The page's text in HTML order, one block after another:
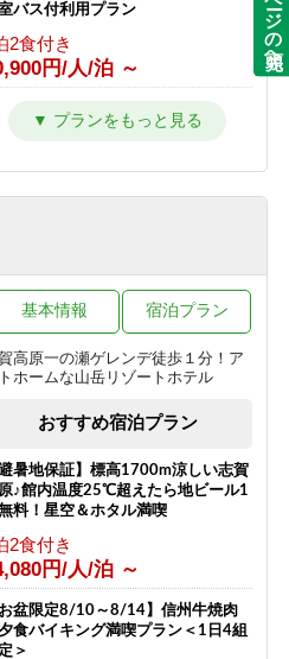
2食付き
円/人/泊 ～
朝食付きプラン≫自由気ままに
まり
円/人/泊 ～
のみ
円/人/泊 ～
食付】 夏を満喫！のんびり到着24
までOK♪和朝食で元気に出発！
円/人/泊 ～
温泉
円/人/泊 ～
志賀高原100トレイル」特別プラン
まり
円/人/泊 ～
バス付利用プラン
2食付き
円/人/泊 ～
角部屋利用 【特別室】
円/人/泊 ～
2食付き
円/人/泊 ～
定213号室滞在 【特別室】
円/人/泊 ～
円/人/泊 ～
217号室滞在 【ミドルクラス】
2食付き
円/人/泊 ～
一人様 宿泊プラン
2食付き
高原一の瀬ゲレンデ徒歩１分！ア
ホームな山岳リゾートホテル
基本情報 宿泊プラン
おすすめ宿泊プラン
避暑地保証】標高1700m涼しい志賀
♪館内温度25℃超えたら地ビール1
料！星空＆ホタル満喫
2食付き
円/人/泊 ～
お盆限定8/10～8/14】信州牛焼肉
食バイキング満喫プラン＜1日4組
＞
ページの先頭へ